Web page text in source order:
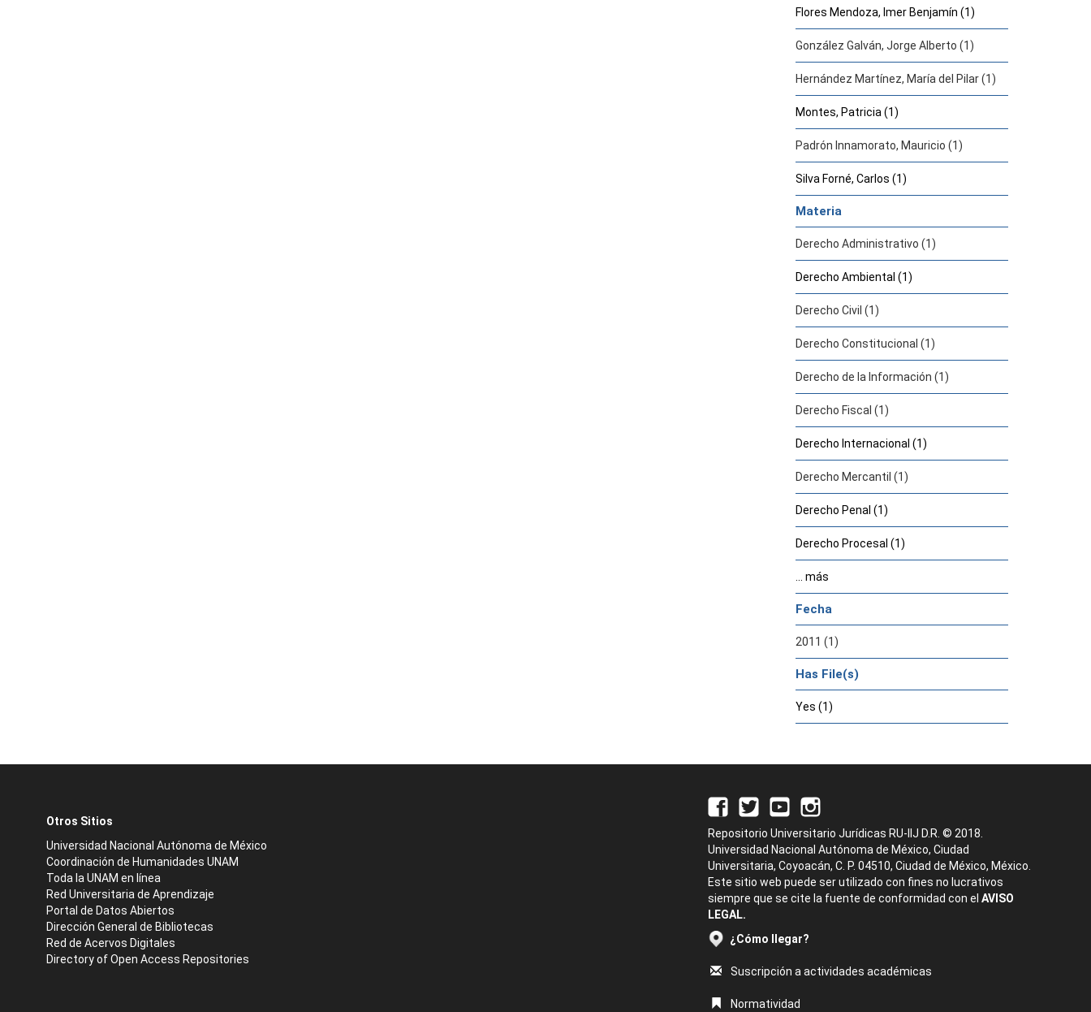
Flores Mendoza, Imer Benjamín (1)
González Galván, Jorge Alberto (1)
Hernández Martínez, María del Pilar (1)
Montes, Patricia (1)
Padrón Innamorato, Mauricio (1)
Silva Forné, Carlos (1)
Materia
Derecho Administrativo (1)
Derecho Ambiental (1)
Derecho Civil (1)
Derecho Constitucional (1)
Derecho de la Información (1)
Derecho Fiscal (1)
Derecho Internacional (1)
Derecho Mercantil (1)
Derecho Penal (1)
Derecho Procesal (1)
... más
Fecha
2011 (1)
Has File(s)
Yes (1)
Otros Sitios
Universidad Nacional Autónoma de México
Coordinación de Humanidades UNAM
Toda la UNAM en línea
Red Universitaria de Aprendizaje
Portal de Datos Abiertos
Dirección General de Bibliotecas
Red de Acervos Digitales
Directory of Open Access Repositories
Repositorio Universitario Jurídicas RU-IIJ D.R. © 2018.
Universidad Nacional Autónoma de México, Ciudad
Universitaria, Coyoacán, C. P. 04510, Ciudad de México, México.
Este sitio web puede ser utilizado con fines no lucrativos
siempre que se cite la fuente de conformidad con el AVISO
LEGAL.
¿Cómo llegar?
Suscripción a actividades académicas
Normatividad